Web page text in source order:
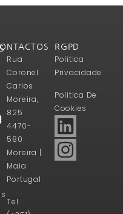
Rua
Coronel
Carlos
Moreira,
825
4470-
580
Moreira |
Maia
Portugal
Tel.
RGPD
Politica
Privacidade
Politica De
Cookies